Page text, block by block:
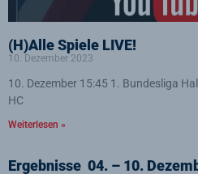
(H)Alle Spiele LIVE!
10. Dezember 2023
10. Dezember 15:45 1. Bundesliga
HC
Weiterlesen »
Ergebnisse 04. – 10.